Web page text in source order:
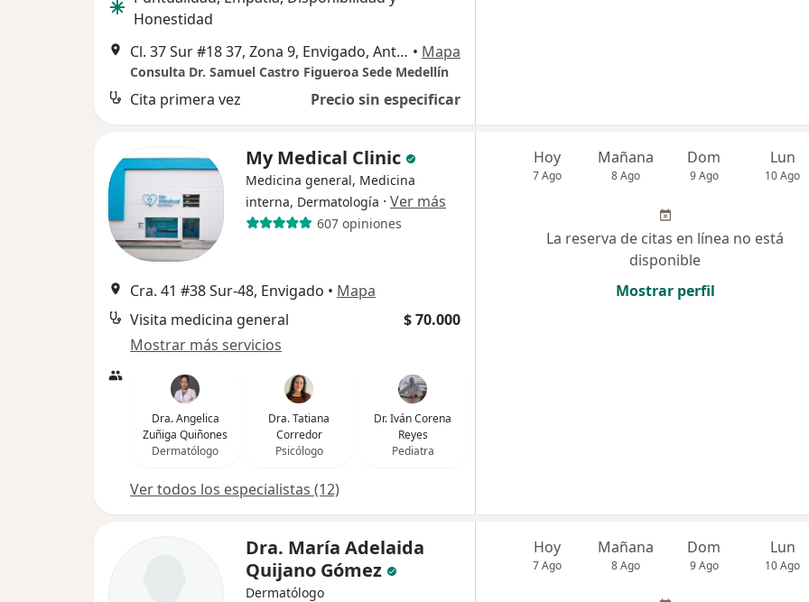
Honestidad
Cl. 37 Sur #18 37, Zona 9, Envigado, Antioquia, Envigado • Mapa
Consulta Dr. Samuel Castro Figueroa Sede Medellín
Cita primera vez Precio sin especificar
My Medical Clinic
Medicina general, Medicina
interna, Dermatología · Ver más
607 opiniones
Cra. 41 #38 Sur-48, Envigado • Mapa
Visita medicina general
$ 70.000
Mostrar más servicios
Dra. Angelica
Zuñiga Quiñones
Dermatólogo
Dra. Tatiana
Corredor
Psicólogo
Dr. Iván Corena
Reyes
Pediatra
Ver todos los especialistas (12)
Hoy
7 Ago
Mañana
8 Ago
Dom
9 Ago
Lun
10 Ago
La reserva de citas en línea no está
disponible
Mostrar perfil
Dra. María Adelaida
Quijano Gómez
Dermatólogo
Hoy
7 Ago
Mañana
8 Ago
Dom
9 Ago
Lun
10 Ago